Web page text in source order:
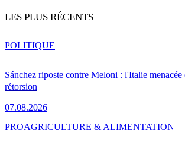
LES PLUS RÉCENTS
Sánchez riposte contre Meloni : l'Italie menacée
rétorsion
07.08.2026
POLITIQUE
PROAGRICULTURE & ALIMENTATION